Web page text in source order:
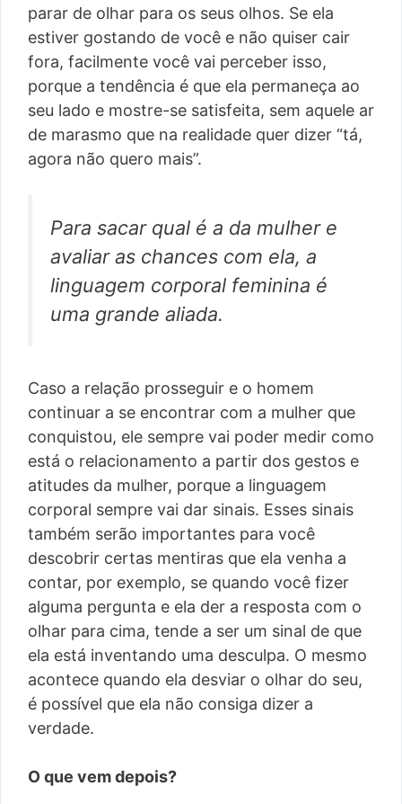
parar de olhar para os seus olhos. Se ela
estiver gostando de você e não quiser cair
fora, facilmente você vai perceber isso,
porque a tendência é que ela permaneça ao
seu lado e mostre-se satisfeita, sem aquele ar
de marasmo que na realidade quer dizer “tá,
agora não quero mais”.
Para sacar qual é a da mulher e
avaliar as chances com ela, a
linguagem corporal feminina é
uma grande aliada.
Caso a relação prosseguir e o homem
continuar a se encontrar com a mulher que
conquistou, ele sempre vai poder medir como
está o relacionamento a partir dos gestos e
atitudes da mulher, porque a linguagem
corporal sempre vai dar sinais. Esses sinais
também serão importantes para você
descobrir certas mentiras que ela venha a
contar, por exemplo, se quando você fizer
alguma pergunta e ela der a resposta com o
olhar para cima, tende a ser um sinal de que
ela está inventando uma desculpa. O mesmo
acontece quando ela desviar o olhar do seu,
é possível que ela não consiga dizer a
verdade.
O que vem depois?